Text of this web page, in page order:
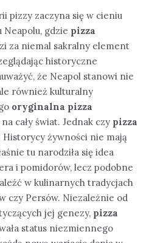
pizzy zaczyna się w cieniu
Neapolu, gdzie pizza
za niemal sakralny element
historyczne
że Neapol stanowi nie
również kulturalny
oryginalna pizza
cały świat. Jednak czy pizza
Historycy żywności nie mają
tu narodziła się idea
i pomidorów, lecz podobne
w kulinarnych tradycjach
czy Persów. Niezależnie od
jej genezy, pizza
status niezmiennego